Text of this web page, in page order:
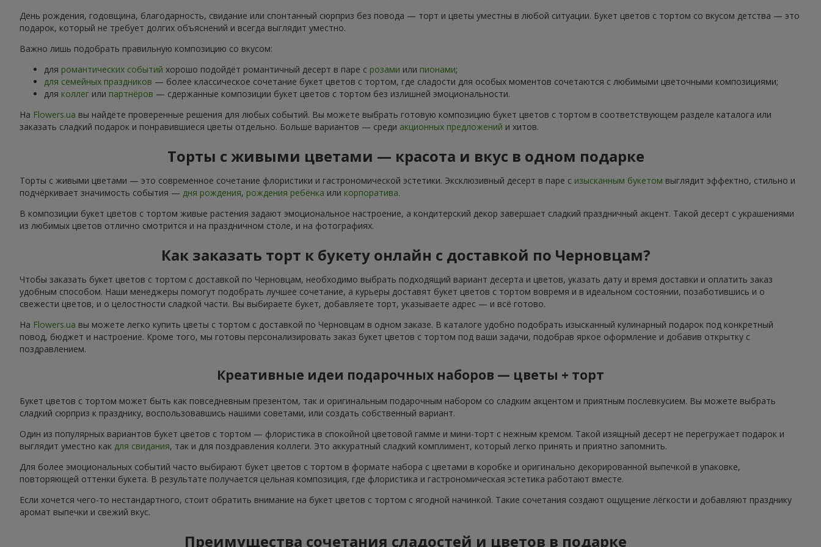
День рождения, годовщина, благодарность, свидание или спонтанный сюрприз без повода — торт и цветы уместны в любой ситуации. Букет цветов с тортом со вкусом детства — это
подарок, который не требует долгих объяснений и всегда выглядит уместно.
Важно лишь подобрать правильную композицию со вкусом:
для романтических событий хорошо подойдёт романтичный десерт в паре с розами или пионами;
для семейных праздников — более классическое сочетание букет цветов с тортом, где сладости для особых моментов сочетаются с любимыми цветочными композициями;
для коллег или партнёров — сдержанные композиции букет цветов с тортом без излишней эмоциональности.
На Flowers.ua вы найдёте проверенные решения для любых событий. Вы можете выбрать готовую композицию букет цветов с тортом в соответствующем разделе каталога или
заказать сладкий подарок и понравившиеся цветы отдельно. Больше вариантов — среди акционных предложений и хитов.
Торты с живыми цветами — красота и вкус в одном подарке
Торты с живыми цветами — это современное сочетание флористики и гастрономической эстетики. Эксклюзивный десерт в паре с изысканным букетом выглядит эффектно, стильно и
подчёркивает значимость события — дня рождения, рождения ребёнка или корпоратива.
В композиции букет цветов с тортом живые растения задают эмоциональное настроение, а кондитерский декор завершает сладкий праздничный акцент. Такой десерт с украшениями
из любимых цветов отлично смотрится и на праздничном столе, и на фотографиях.
Как заказать торт к букету онлайн с доставкой по Черновцам?
Чтобы заказать букет цветов с тортом с доставкой по Черновцам, необходимо выбрать подходящий вариант десерта и цветов, указать дату и время доставки и оплатить заказ
удобным способом. Наши менеджеры помогут подобрать лучшее сочетание, а курьеры доставят букет цветов с тортом вовремя и в идеальном состоянии, позаботившись и о
свежести цветов, и о целостности сладкой части. Вы выбираете букет, добавляете торт, указываете адрес — и всё готово.
На Flowers.ua вы можете легко купить цветы с тортом с доставкой по Черновцам в одном заказе. В каталоге удобно подобрать изысканный кулинарный подарок под конкретный
повод, бюджет и настроение. Кроме того, мы готовы персонализировать заказ букет цветов с тортом под ваши задачи, подобрав яркое оформление и добавив открытку с
поздравлением.
Креативные идеи подарочных наборов — цветы + торт
Букет цветов с тортом может быть как повседневным презентом, так и оригинальным подарочным набором со сладким акцентом и приятным послевкусием. Вы можете выбрать
сладкий сюрприз к празднику, воспользовавшись нашими советами, или создать собственный вариант.
Один из популярных вариантов букет цветов с тортом — флористика в спокойной цветовой гамме и мини-торт с нежным кремом. Такой изящный десерт не перегружает подарок и
выглядит уместно как для свидания, так и для поздравления коллеги. Это аккуратный сладкий комплимент, который легко принять и приятно запомнить.
Для более эмоциональных событий часто выбирают букет цветов с тортом в формате набора с цветами в коробке и оригинально декорированной выпечкой в упаковке,
повторяющей оттенки букета. В результате получается цельная композиция, где флористика и гастрономическая эстетика работают вместе.
Если хочется чего-то нестандартного, стоит обратить внимание на букет цветов с тортом с ягодной начинкой. Такие сочетания создают ощущение лёгкости и добавляют празднику
аромат выпечки и свежий вкус.
Преимущества сочетания сладостей и цветов в подарке